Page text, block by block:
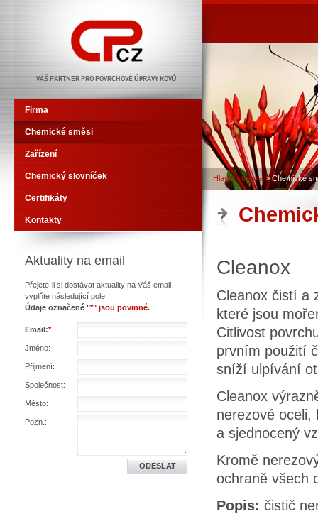
Hlavní stránka >Chemické
Cleanox
Cleanox čistí a
které jsou
Citlivost
prvním použití
sníží ulpívání
Cleanox
nerezové
a sjednocený
Kromě
ochraně všech
Popis: čistič
Firma
Chemické směsi
Zařízení
Chemický slovníček
Certifikáty
Kontakty
Aktuality na email
Přejete-li si dostávat aktuality na Váš email,
vyplňte následující pole.
Údaje označené "*" jsou povinné.
Email:*
Jméno:
Přijmení:
Společnost:
Město:
Pozn.: